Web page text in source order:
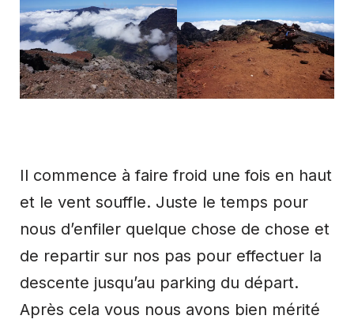
Il commence à faire froid une fois en haut
et le vent souffle. Juste le temps pour
nous d’enfiler quelque chose de chose et
de repartir sur nos pas pour effectuer la
descente jusqu’au parking du départ.
Après cela vous nous avons bien mérité